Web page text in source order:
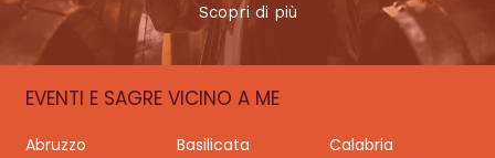
Scopri di più
EVENTI E SAGRE VICINO A ME
Abruzzo Basilicata
Calabria